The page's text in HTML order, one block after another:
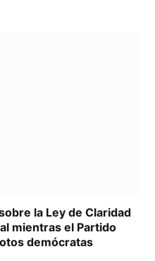
la Ley de Claridad
mientras el Partido
demócratas